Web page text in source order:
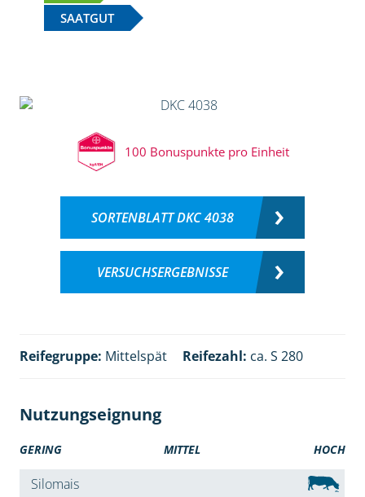
SAATGUT
100 Bonuspunkte pro Einheit
SORTENBLATT DKC 4038
VERSUCHSERGEBNISSE
Reifegruppe: Mittelspät Reifezahl: ca. S 280
Nutzungseignung
GERING MITTEL HOCH
Silomais